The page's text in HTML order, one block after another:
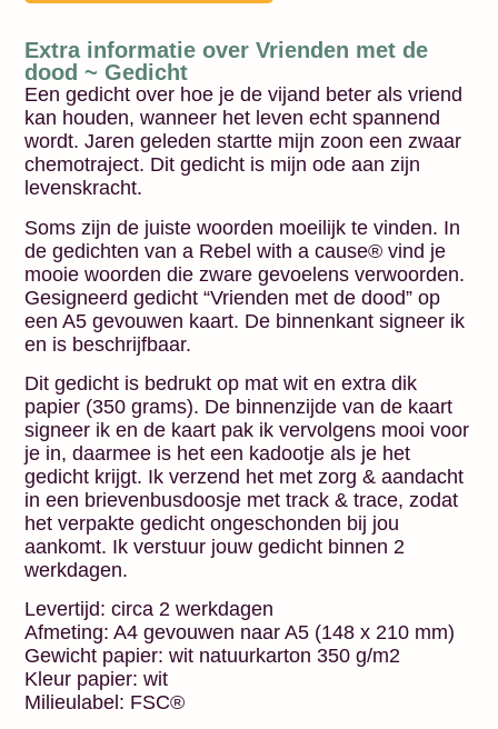
Extra informatie over Vrienden met de
dood ~ Gedicht
Een gedicht over hoe je de vijand beter als vriend
kan houden, wanneer het leven echt spannend
wordt. Jaren geleden startte mijn zoon een zwaar
chemotraject. Dit gedicht is mijn ode aan zijn
levenskracht.
Soms zijn de juiste woorden moeilijk te vinden. In
de gedichten van a Rebel with a cause® vind je
mooie woorden die zware gevoelens verwoorden.
Gesigneerd gedicht “Vrienden met de dood” op
een A5 gevouwen kaart. De binnenkant signeer ik
en is beschrijfbaar.
Dit gedicht is bedrukt op mat wit en extra dik
papier (350 grams). De binnenzijde van de kaart
signeer ik en de kaart pak ik vervolgens mooi voor
je in, daarmee is het een kadootje als je het
gedicht krijgt. Ik verzend het met zorg & aandacht
in een brievenbusdoosje met track & trace, zodat
het verpakte gedicht ongeschonden bij jou
aankomt. Ik verstuur jouw gedicht binnen 2
werkdagen.
Levertijd: circa 2 werkdagen
Afmeting: A4 gevouwen naar A5 (148 x 210 mm)
Gewicht papier: wit natuurkarton 350 g/m2
Kleur papier: wit
Milieulabel: FSC®